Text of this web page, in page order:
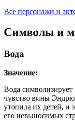
Все персонажи и
Символы и
Вода
Значение:
Вода символизирует
чувство вины
утопила их детей, и
его невыносимых